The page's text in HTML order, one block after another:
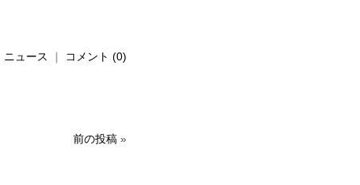
ニュース ｜ コメント (0)
前の投稿 »